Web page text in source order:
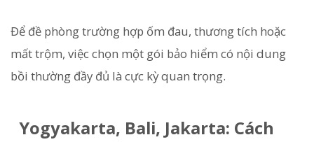
Để đề phòng trường hợp ốm đau, thương tích hoặc
mất trộm, việc chọn một gói bảo hiểm có nội dung
bồi thường đầy đủ là cực kỳ quan trọng.
Yogyakarta, Bali, Jakarta: Cách